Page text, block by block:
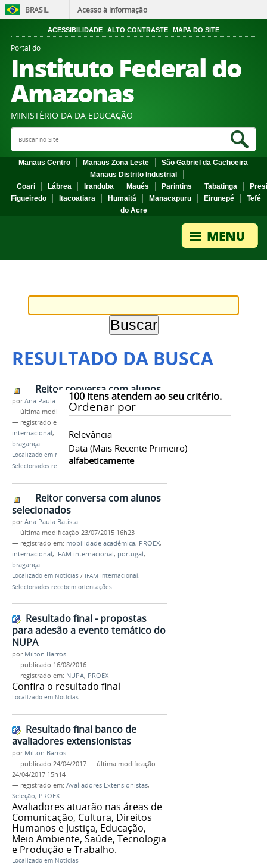
BRASIL Acesso à informação
ACESSIBILIDADE ALTO CONTRASTE MAPA DO SITE
Portal do
Instituto Federal do
Amazonas
MINISTÉRIO DA DA EDUCAÇÃO
Search Site
Manaus Centro Manaus Zona Leste
São Gabriel da Cachoeira
Manaus Distrito Industrial
Coari
Lábrea Iranduba Maués Parintins Tabatinga
Figueiredo
Itacoatiara Humaitá Manacapuru Eirunepé
Tefé
do Acre
RESULTADO DA BUSCA
100itens atendem ao seu critério.
Ordenar por
Relevância
Data (mais Recente Primeiro)
alfabeticamente
Reitor conversa com alunos
porAna Paula Batista
— última modificação22/07/2015 12h24
— registrado em:
internacional, IFAM internacional
bragança
Localizado em Notícias
IFAM Internacional:
Selecionados recebem orientações
Reitor conversa com alunos
selecionados
porAna Paula Batista
— última modificação 23/07/2015 16h23
— registrado em: mobilidade acadêmica, PROEX,
internacional, IFAM internacional, portugal,
bragança
Localizado em Notícias / IFAM Internacional:
Selecionados recebem orientações
Resultado final - propostas
para adesão a evento temático do
NUPA
por Milton Barros
— publicado 16/08/2016
— registrado em: NUPA, PROEX
Confira o resultado final
Localizado em Notícias
Resultado final banco de
avaliadores extensionistas
por Milton Barros
— publicado 24/04/2017 — última modificação
24/04/2017 15h14
— registrado em: Avaliadores Extensionistas,
Seleção, PROEX
Avaliadores atuarão nas áreas de
Comunicação, Cultura, Direitos
Humanos e Justiça, Educação,
Meio Ambiente, Saúde, Tecnologia
e Produção e Trabalho.
Localizado em Notícias